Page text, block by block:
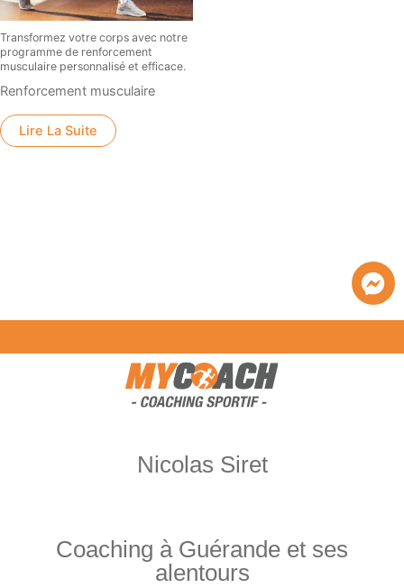
Transformez votre corps avec notre
programme de renforcement
musculaire personnalisé et efficace.
Renforcement musculaire
Lire La Suite
Nicolas Siret
Coaching à Guérande et ses
alentours